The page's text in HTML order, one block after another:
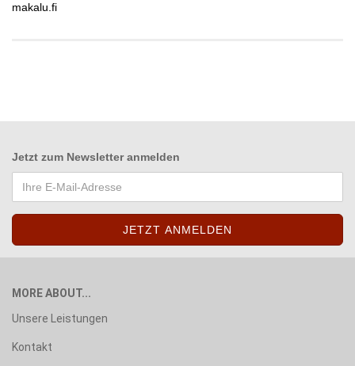
makalu.fi
Jetzt zum Newsletter anmelden
MORE ABOUT...
Unsere Leistungen
Kontakt